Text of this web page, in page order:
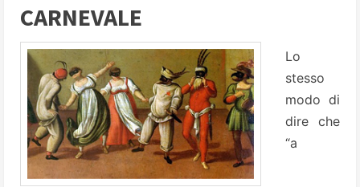
CARNEVALE
Lo
stesso
modo di
dire che
“a